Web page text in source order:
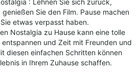
: Lehnen Sie sich zurück,
Sie den Film. Pause machen
etwas verpasst haben.
Nostalgia zu Hause kann eine tolle
und Zeit mit Freunden und
diesen einfachen Schritten können
in Ihrem Zuhause schaffen.